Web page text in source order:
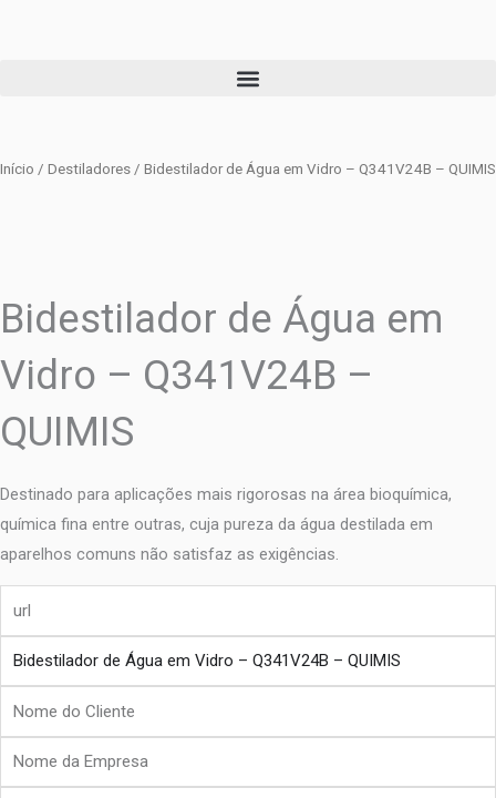
Início / Destiladores / Bidestilador de Água em Vidro – Q341V24B – QUIMIS
Bidestilador de Água em
Vidro – Q341V24B –
QUIMIS
Destinado para aplicações mais rigorosas na área bioquímica,
química fina entre outras, cuja pureza da água destilada em
aparelhos comuns não satisfaz as exigências.
produto
Cliente
Nome